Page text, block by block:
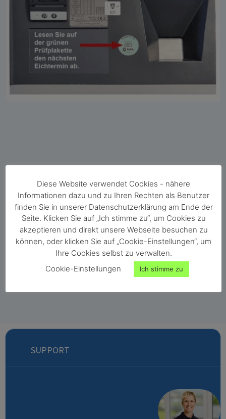
Martina Schönberger
Vertrieb Innendienst Österreich & Deutschland
Haben Sie Fragen zu unseren Produkten? Ich berate Sie gerne
persönlich!
SUPPORT
Diese Website verwendet Cookies - nähere
Informationen dazu und zu Ihren Rechten als Benutzer
finden Sie in unserer Datenschutzerklärung am Ende der
Seite. Klicken Sie auf „Ich stimme zu“, um Cookies zu
akzeptieren und direkt unsere Webseite besuchen zu
können, oder klicken Sie auf „Cookie-Einstellungen“, um
Ihre Cookies selbst zu verwalten.
Cookie-Einstellungen
Ich stimme zu